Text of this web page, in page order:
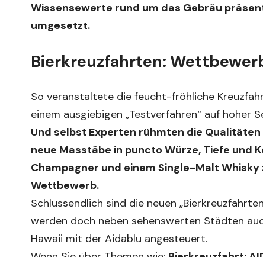
Wissensewerte rund um das Gebräu
umgesetzt.
Bierkreuzfahrten:
So veranstaltete die feucht-fröhliche
einem ausgiebigen „Testverfahren“ auf hoher
Und selbst Experten rühmten die
neue Masstäbe in puncto Würze, Tiefe und
Champagner und einem Single-Malt
Wettbewerb.
Schlussendlich sind die neuen
werden doch neben sehenswerten Städten
Hawaii mit der Aidablu angesteuert.